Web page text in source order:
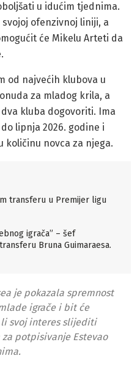
u idućim tjednima.
ofenzivnoj liniji, a
će Mikelu Arteti da
od najvećih klubova u
za mladog krila, a
kluba dogovoriti. Ima
lipnja 2026. godine i
količinu novca za njega.
transferu u Premijer ligu
igrača” – šef
Bruna Guimaraesa.
je pokazala spremnost
igrače i bit će
svoj interes slijediti
potpisivanje Estevao